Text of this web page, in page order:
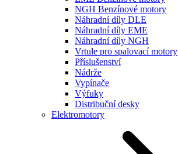
NGH Benzínové motory
Náhradní díly DLE
Náhradní díly EME
Náhradní díly NGH
Vrtule pro spalovací motory
Příslušenství
Nádrže
Vypínače
Výfuky
Distribuční desky
Elektromotory